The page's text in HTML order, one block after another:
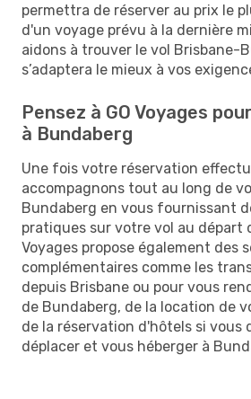
permettra de réserver au prix le
d'un voyage prévu à la dernière
aidons à trouver le vol Brisbane-
s’adaptera le mieux à vos
Pensez à GO Voyages
à Bundaberg
Une fois votre réservation
accompagnons tout au long de
Bundaberg en vous fournissant
pratiques sur votre vol au départ
Voyages propose également des
complémentaires comme les
depuis Brisbane ou pour vous
de Bundaberg, de la location de
de la réservation d'hôtels si vous
déplacer et vous héberger à